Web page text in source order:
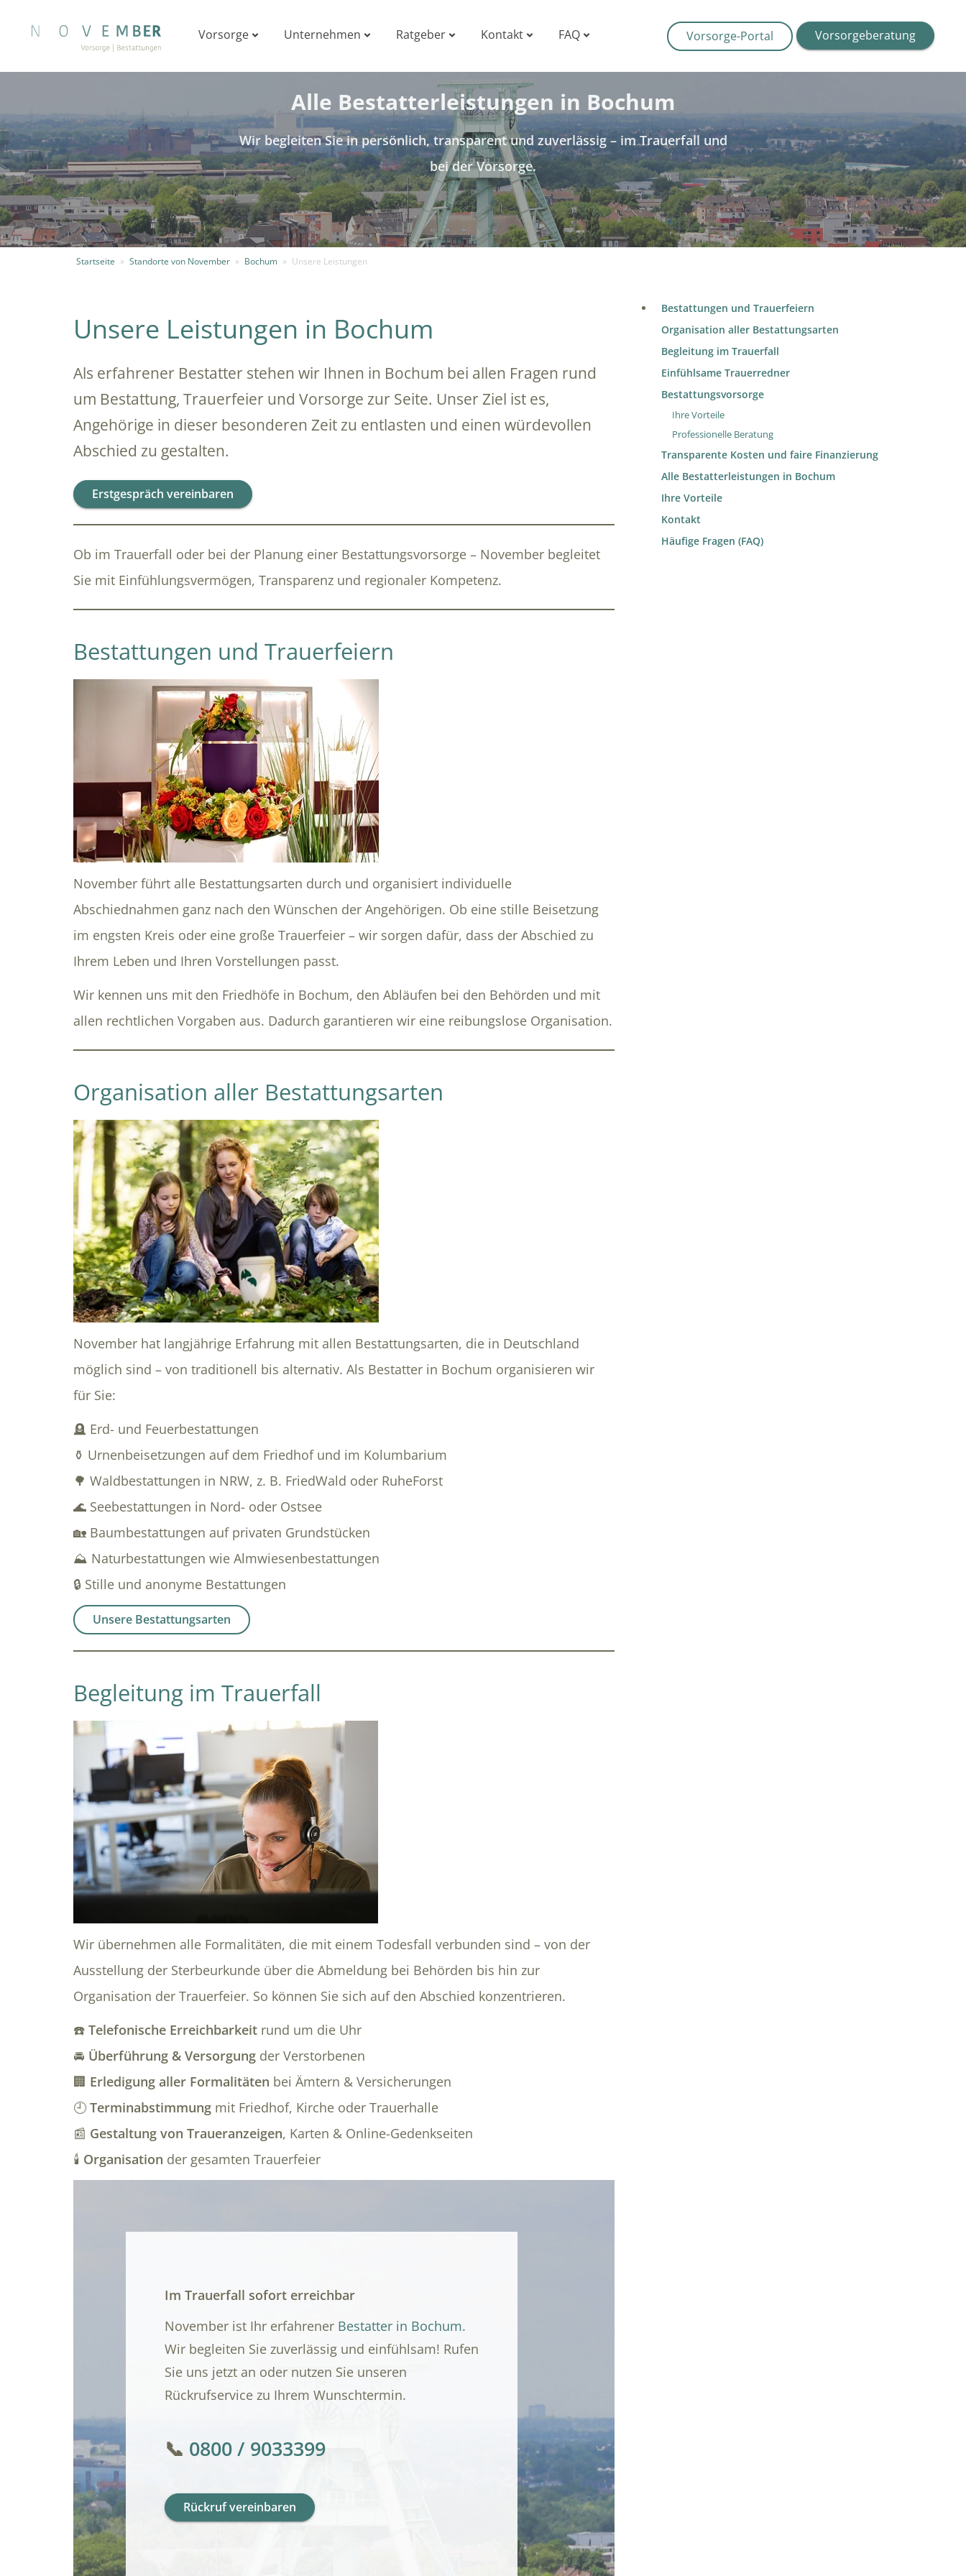
Vorsorgeberatung
Vorsorge-Portal
Vorsorge Unternehmen Ratgeber Kontakt FAQ
Alle Bestatterleistungen in Bochum
Wir begleiten Sie in persönlich, transparent und zuverlässig – im Trauerfall und
bei der Vorsorge.
Startseite » Standorte von November » Bochum » Unsere Leistungen
Unsere Leistungen in Bochum
Als erfahrener Bestatter stehen wir Ihnen in Bochum bei allen Fragen rund
um Bestattung, Trauerfeier und Vorsorge zur Seite. Unser Ziel ist es,
Angehörige in dieser besonderen Zeit zu entlasten und einen würdevollen
Abschied zu gestalten.
Erstgespräch vereinbaren
Ob im Trauerfall oder bei der Planung einer Bestattungsvorsorge – November begleitet
Sie mit Einfühlungsvermögen, Transparenz und regionaler Kompetenz.
Bestattungen und Trauerfeiern
November führt alle Bestattungsarten durch und organisiert individuelle
Abschiednahmen ganz nach den Wünschen der Angehörigen. Ob eine stille Beisetzung
im engsten Kreis oder eine große Trauerfeier – wir sorgen dafür, dass der Abschied zu
Ihrem Leben und Ihren Vorstellungen passt.
Wir kennen uns mit den Friedhöfe in Bochum, den Abläufen bei den Behörden und mit
allen rechtlichen Vorgaben aus. Dadurch garantieren wir eine reibungslose Organisation.
Organisation aller Bestattungsarten
November hat langjährige Erfahrung mit allen Bestattungsarten, die in Deutschland
möglich sind – von traditionell bis alternativ. Als Bestatter in Bochum organisieren wir
für Sie:
🪦 Erd- und Feuerbestattungen
⚱️ Urnenbeisetzungen auf dem Friedhof und im Kolumbarium
🌳 Waldbestattungen in NRW, z. B. FriedWald oder RuheForst
🌊 Seebestattungen in Nord- oder Ostsee
🏡 Baumbestattungen auf privaten Grundstücken
⛰️ Naturbestattungen wie Almwiesenbestattungen
🔒 Stille und anonyme Bestattungen
Unsere Bestattungsarten
Begleitung im Trauerfall
Wir übernehmen alle Formalitäten, die mit einem Todesfall verbunden sind – von der
Ausstellung der Sterbeurkunde über die Abmeldung bei Behörden bis hin zur
Organisation der Trauerfeier. So können Sie sich auf den Abschied konzentrieren.
☎️ Telefonische Erreichbarkeit rund um die Uhr
🚘 Überführung & Versorgung der Verstorbenen
🏢 Erledigung aller Formalitäten bei Ämtern & Versicherungen
🕘Terminabstimmung mit Friedhof, Kirche oder Trauerhalle
📰 Gestaltung von Traueranzeigen, Karten & Online-Gedenkseiten
🕯️ Organisation der gesamten Trauerfeier
Im Trauerfall sofort erreichbar
November ist Ihr erfahrener Bestatter in Bochum.
Wir begleiten Sie zuverlässig und einfühlsam! Rufen
Sie uns jetzt an oder nutzen Sie unseren
Rückrufservice zu Ihrem Wunschtermin.
📞 0800 / 9033399
Rückruf vereinbaren
Bestattungen und Trauerfeiern
Organisation aller Bestattungsarten
Begleitung im Trauerfall
Einfühlsame Trauerredner
Bestattungsvorsorge
Ihre Vorteile
Professionelle Beratung
Transparente Kosten und faire Finanzierung
Alle Bestatterleistungen in Bochum
Ihre Vorteile
Kontakt
Häufige Fragen (FAQ)